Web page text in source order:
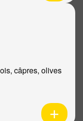
câpres, olives